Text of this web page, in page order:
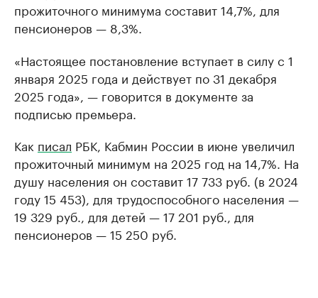
прожиточного минимума составит 14,7%, для
пенсионеров — 8,3%.
«Настоящее постановление вступает в силу с 1
января 2025 года и действует по 31 декабря
2025 года», — говорится в документе за
подписью премьера.
Как писал РБК, Кабмин России в июне увеличил
прожиточный минимум на 2025 год на 14,7%. На
душу населения он составит 17 733 руб. (в 2024
году 15 453), для трудоспособного населения —
19 329 руб., для детей — 17 201 руб., для
пенсионеров — 15 250 руб.